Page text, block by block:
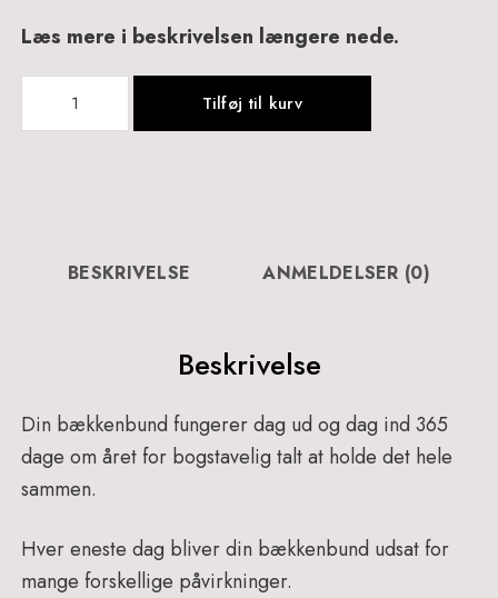
Læs mere i beskrivelsen længere nede.
Tilføj til kurv
BESKRIVELSE ANMELDELSER (0)
Beskrivelse
Din bækkenbund fungerer dag ud og dag ind 365
dage om året for bogstavelig talt at holde det hele
sammen.
Hver eneste dag bliver din bækkenbund udsat for
mange forskellige påvirkninger.